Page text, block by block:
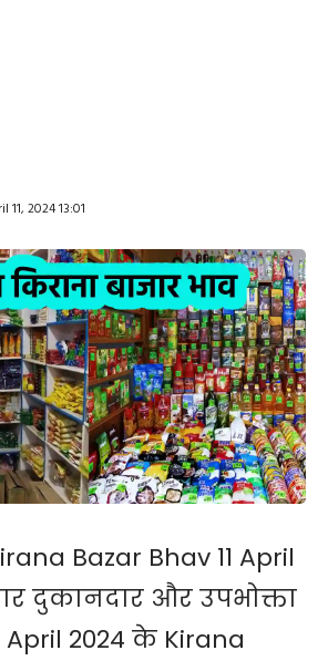
2024 13:01
Bazar Bhav 11 April
दुकानदार और उपभोक्ता
April 2024 के Kirana